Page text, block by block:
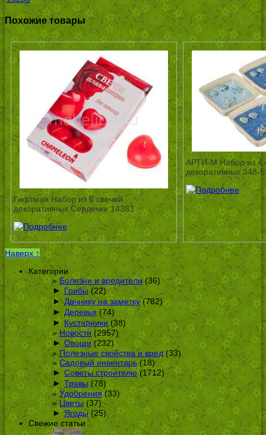
Похожие товары
Гифтман Набор из 6 свечей
декоративных Сердечки 14383
АРТИ-М Набор из 4
декоративных 348-
Наверх ↑
Категории
Болезни и вредители(36)
► Грибы(22)
► Дачнику на заметку(782)
► Деревья(74)
► Кустарники(38)
Новости(2957)
► Овощи(232)
Полезные свойства и вред(33)
Садовый инвентарь(18)
► Советы строителю(1712)
► Травы(78)
Удобрения(33)
Цветы (37)
► Ягоды(25)
Свежие статьи